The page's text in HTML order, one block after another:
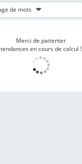
Merci de patienter
tendances en cours de calcul !